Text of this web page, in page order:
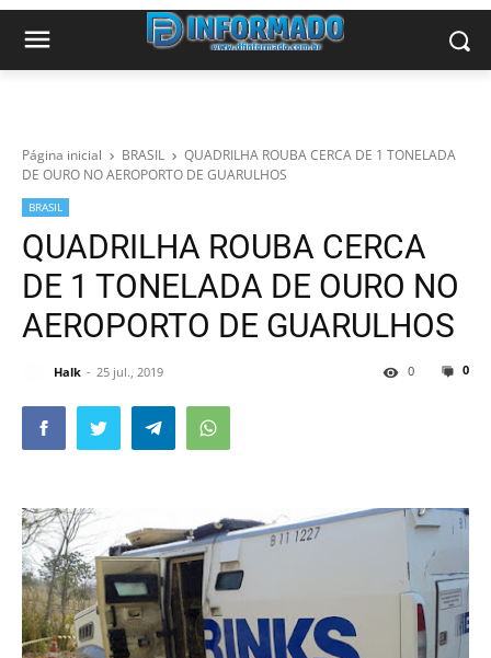
Página inicial BRASIL
QUADRILHA ROUBA CERCA DE 1 TONELADA
DE OURO NO AEROPORTO DE GUARULHOS
BRASIL
QUADRILHA ROUBA CERCA
DE 1 TONELADA DE OURO NO
AEROPORTO DE GUARULHOS
Halk 25 jul., 2019 0
0